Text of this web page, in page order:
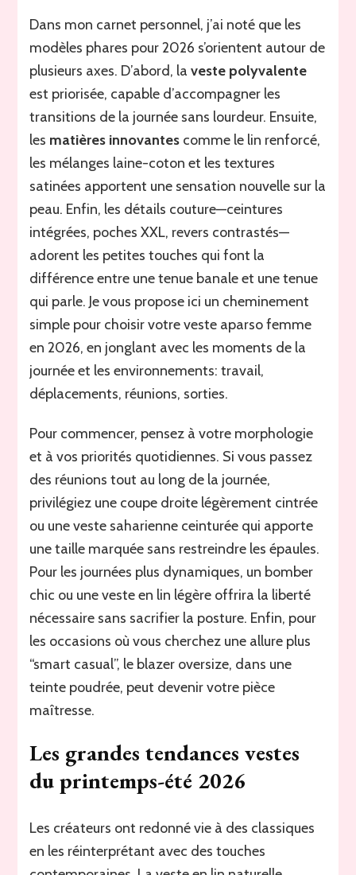
Dans mon carnet personnel, j’ai noté que les
modèles phares pour 2026 s’orientent autour de
plusieurs axes. D’abord, laveste polyvalente
est priorisée, capable d’accompagner les
transitions de la journée sans lourdeur. Ensuite,
les matières innovantes comme le lin renforcé,
les mélanges laine-coton et les textures
satinées apportent une sensation nouvelle sur la
peau. Enfin, les détails couture—ceintures
intégrées, poches XXL, revers contrastés—
adorent les petites touches qui font la
différence entre une tenue banale et une tenue
qui parle. Je vous propose ici un cheminement
simple pour choisir votre veste aparso femme
en 2026, en jonglant avec les moments de la
journée et les environnements: travail,
déplacements, réunions, sorties.
Pour commencer, pensez à votre morphologie
et à vos priorités quotidiennes. Si vous passez
des réunions tout au long de la journée,
privilégiez une coupe droite légèrement cintrée
ou une veste saharienne ceinturée qui apporte
une taille marquée sans restreindre les épaules.
Pour les journées plus dynamiques, un bomber
chic ou une veste en lin légère offrira la liberté
nécessaire sans sacrifier la posture. Enfin, pour
les occasions où vous cherchez une allure plus
“smart casual”, le blazer oversize, dans une
teinte poudrée, peut devenir votre pièce
maîtresse.
Les grandes tendances vestes
du printemps-été 2026
Les créateurs ont redonné vie à des classiques
en les réinterprétant avec des touches